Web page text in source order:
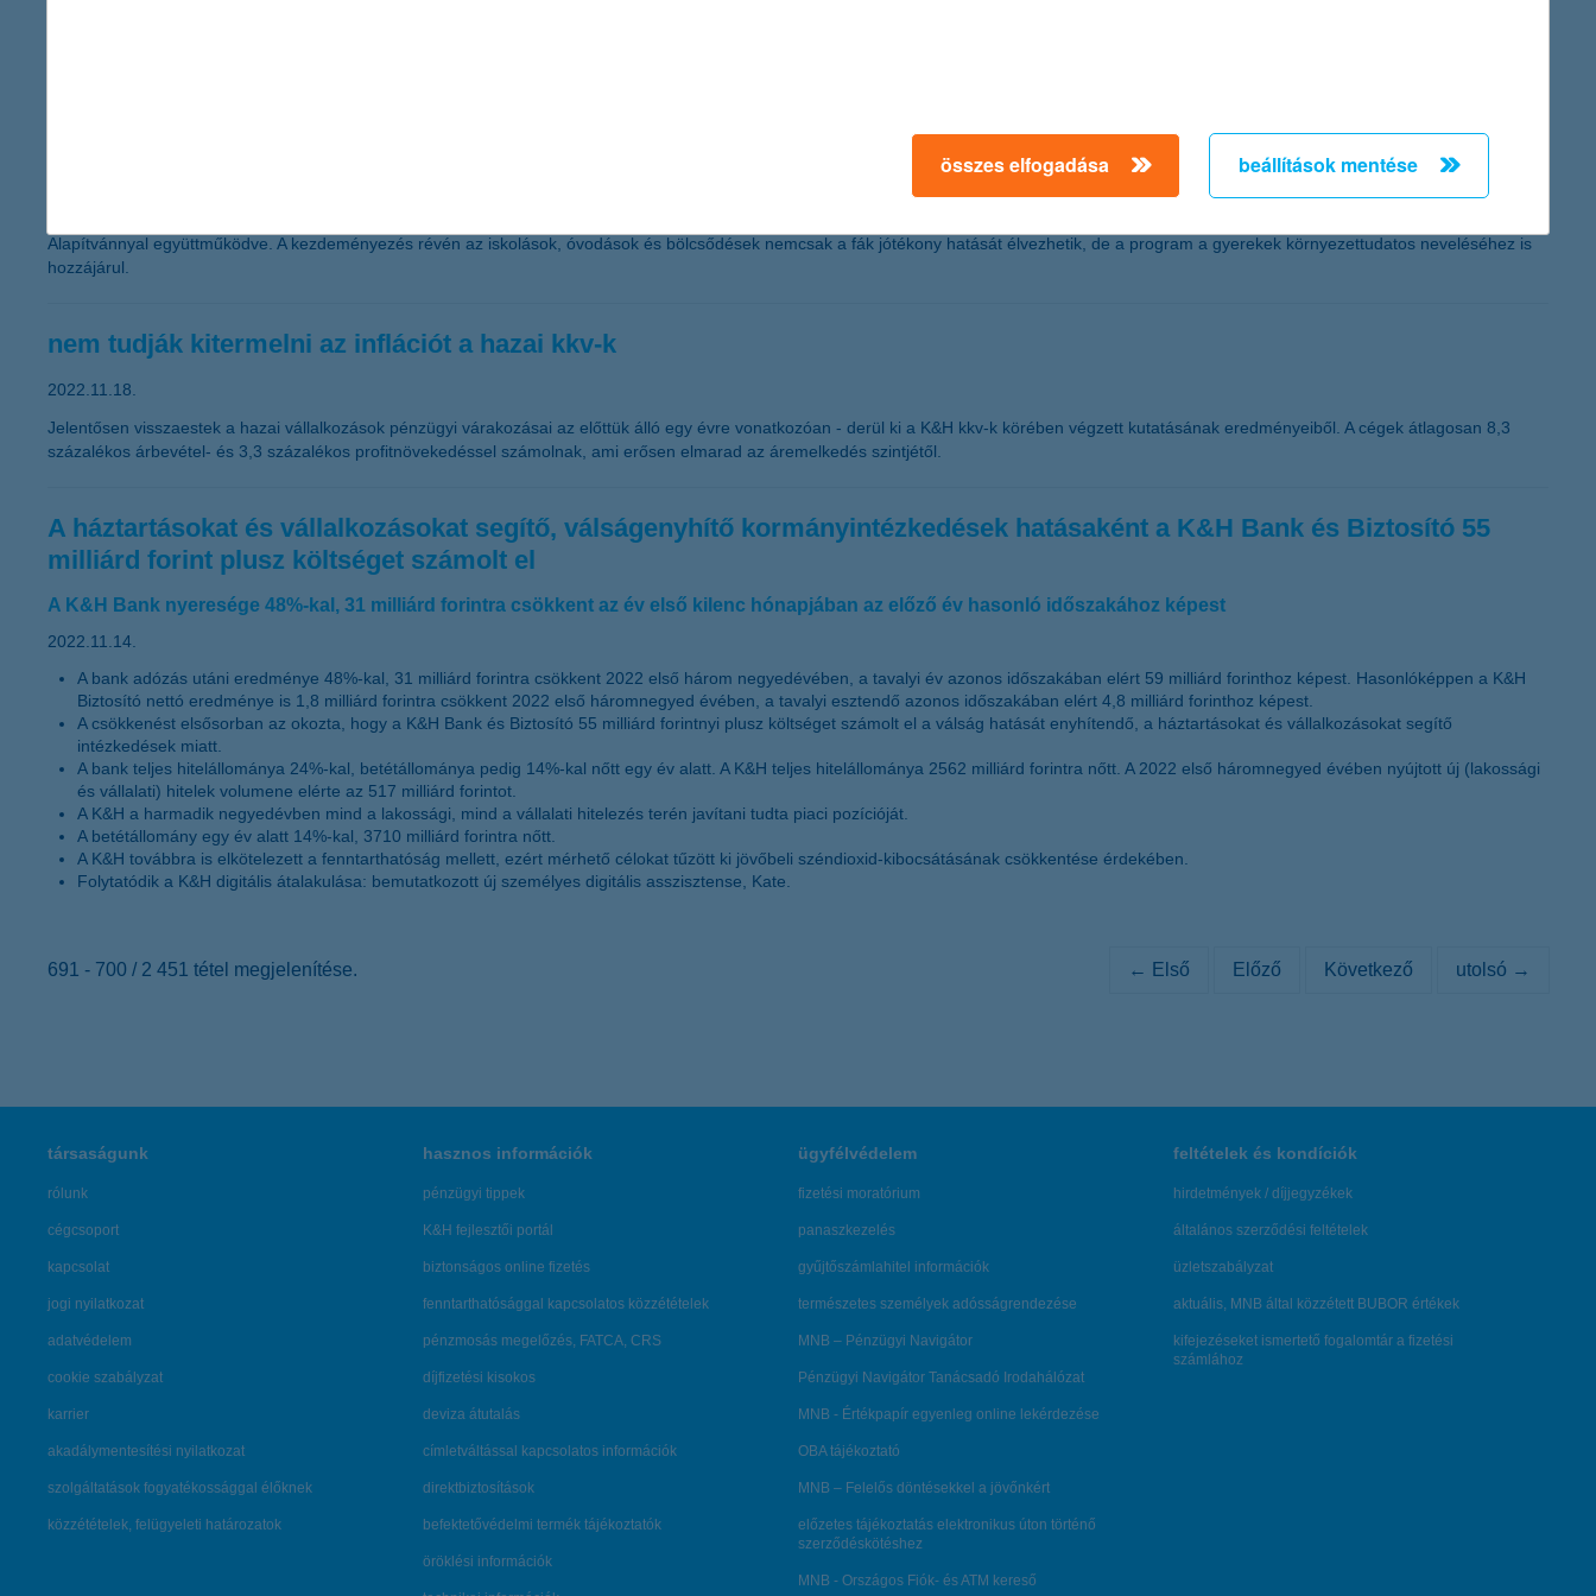
A városok növekedésével egyre jobban visszaszorulnak a zöld területek, pedig a növények kulcsszerepet játszanak az klímaváltozás elleni küzdelemben, hiszen megkötik a széndioxidot és a
szennyező anyagokat, hűtik környezetüket és oxigént termelnek. Emellett jelentős szerepük van a csapadékelvezetésben, az állatoknak otthont, az embereknek pedig rekreációs helyszínt nyújtanak. A
Alapítvánnyal együttműködve. A kezdeményezés révén az iskolások, óvodások és bölcsődések nemcsak a fák jótékony hatását élvezhetik, de a program a gyerekek környezettudatos neveléséhez is
hozzájárul.
nem tudják kitermelni az inflációt a hazai kkv-k
2022.11.18.
Jelentősen visszaestek a hazai vállalkozások pénzügyi várakozásai az előttük álló egy évre vonatkozóan - derül ki a K&H kkv-k körében végzett kutatásának eredményeiből. A cégek átlagosan 8,3
százalékos árbevétel- és 3,3 százalékos profitnövekedéssel számolnak, ami erősen elmarad az áremelkedés szintjétől.
A háztartásokat és vállalkozásokat segítő, válságenyhítő kormányintézkedések hatásaként a K&H Bank és Biztosító 55
milliárd forint plusz költséget számolt el
A K&H Bank nyeresége 48%-kal, 31 milliárd forintra csökkent az év első kilenc hónapjában az előző év hasonló időszakához képest
2022.11.14.
A bank adózás utáni eredménye 48%-kal, 31 milliárd forintra csökkent 2022 első három negyedévében, a tavalyi év azonos időszakában elért 59 milliárd forinthoz képest. Hasonlóképpen a K&H
Biztosító nettó eredménye is 1,8 milliárd forintra csökkent 2022 első háromnegyed évében, a tavalyi esztendő azonos időszakában elért 4,8 milliárd forinthoz képest.
A csökkenést elsősorban az okozta, hogy a K&H Bank és Biztosító 55 milliárd forintnyi plusz költséget számolt el a válság hatását enyhítendő, a háztartásokat és vállalkozásokat segítő
intézkedések miatt.
A bank teljes hitelállománya 24%-kal, betétállománya pedig 14%-kal nőtt egy év alatt. A K&H teljes hitelállománya 2562 milliárd forintra nőtt. A 2022 első háromnegyed évében nyújtott új (lakossági
és vállalati) hitelek volumene elérte az 517 milliárd forintot.
A K&H a harmadik negyedévben mind a lakossági, mind a vállalati hitelezés terén javítani tudta piaci pozícióját.
A betétállomány egy év alatt 14%-kal, 3710 milliárd forintra nőtt.
A K&H továbbra is elkötelezett a fenntarthatóság mellett, ezért mérhető célokat tűzött ki jövőbeli széndioxid-kibocsátásának csökkentése érdekében.
Folytatódik a K&H digitális átalakulása: bemutatkozott új személyes digitális asszisztense, Kate.
691 - 700 / 2 451 tétel megjelenítése. ← Első Előző Következő utolsó →
társaságunk
rólunk
cégcsoport
kapcsolat
jogi nyilatkozat
adatvédelem
cookie szabályzat
karrier
akadálymentesítési nyilatkozat
szolgáltatások fogyatékossággal élőknek
közzétételek, felügyeleti határozatok
hasznos információk
pénzügyi tippek
K&H fejlesztői portál
biztonságos online fizetés
fenntarthatósággal kapcsolatos közzétételek
pénzmosás megelőzés, FATCA, CRS
díjfizetési kisokos
deviza átutalás
címletváltással kapcsolatos információk
direktbiztosítások
befektetővédelmi termék tájékoztatók
öröklési információk
ügyfélvédelem
fizetési moratórium
panaszkezelés
gyűjtőszámlahitel információk
természetes személyek adósságrendezése
MNB – Pénzügyi Navigátor
Pénzügyi Navigátor Tanácsadó Irodahálózat
MNB - Értékpapír egyenleg online lekérdezése
OBA tájékoztató
MNB – Felelős döntésekkel a jövőnkért
előzetes tájékoztatás elektronikus úton történő
szerződéskötéshez
MNB - Országos Fiók- és ATM kereső
feltételek és kondíciók
hirdetmények / díjjegyzékek
általános szerződési feltételek
üzletszabályzat
aktuális, MNB által közzétett BUBOR értékek
kifejezéseket ismertető fogalomtár a fizetési
számlához
összes elfogadása beállítások mentése